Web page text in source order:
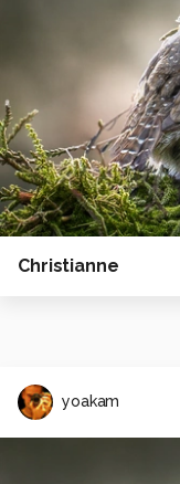
Christianne
yoakam